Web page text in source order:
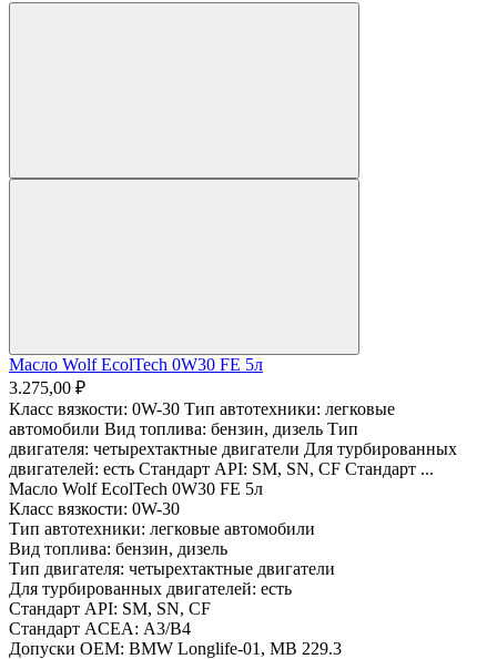
Масло Wolf EcolTech 0W30 FE 5л
3.275,00 ₽
Класс вязкости: 0W-30 Тип автотехники: легковые
автомобили Вид топлива: бензин, дизель Тип
двигателя: четырехтактные двигатели Для турбированных
двигателей: есть Стандарт API: SM, SN, CF Стандарт ...
Масло Wolf EcolTech 0W30 FE 5л
Класс вязкости: 0W-30
Тип автотехники: легковые автомобили
Вид топлива: бензин, дизель
Тип двигателя: четырехтактные двигатели
Для турбированных двигателей: есть
Стандарт API: SM, SN, CF
Стандарт ACEA: A3/В4
Допуски OEM: BMW Longlife-01, MB 229.3